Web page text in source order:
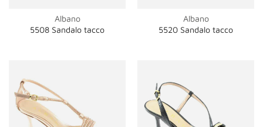
Albano
5508 Sandalo tacco
Albano
5520 Sandalo tacco